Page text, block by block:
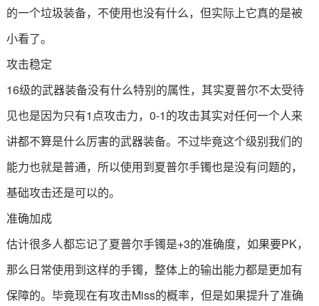
的一个垃圾装备，不使用也没有什么，但实际上它真的是被
小看了。
攻击稳定
16级的武器装备没有什么特别的属性，其实夏普尔不太受待
见也是因为只有1点攻击力，0-1的攻击其实对任何一个人来
讲都不算是什么厉害的武器装备。不过毕竟这个级别我们的
能力也就是普通，所以使用到夏普尔手镯也是没有问题的，
基础攻击还是可以的。
准确加成
估计很多人都忘记了夏普尔手镯是+3的准确度，如果要PK，
那么日常使用到这样的手镯，整体上的输出能力都是更加有
保障的。毕竟现在有攻击Miss的概率，但是如果提升了准确